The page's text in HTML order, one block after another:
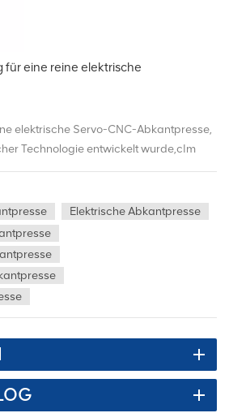
für eine reine elektrische
elektrische Servo-CNC-Abkantpresse,
Technologie entwickelt wurde,cIm
elektrohydraulischen Modell bietet
ein Monat Stromverbrauch
Hydraulikverbrauchs
dies rein elektrisch
Hydrauliköl verwendet, es tritt keine
Werkstatt sauberer und
Hohe Effizienz: Diese Abkantpresse
und eine Schraube gesteuert, sodass
Die genaue, rein elektrische
hauptsächlich auf Servomotor und
sich der Schieber bei langfristiger
und seine Positionierungsgenauigkeit
Elektrische Abkantpresse